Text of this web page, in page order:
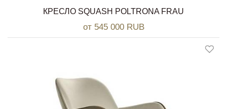
КРЕСЛО SQUASH POLTRONA FRAU
от 545 000 RUB